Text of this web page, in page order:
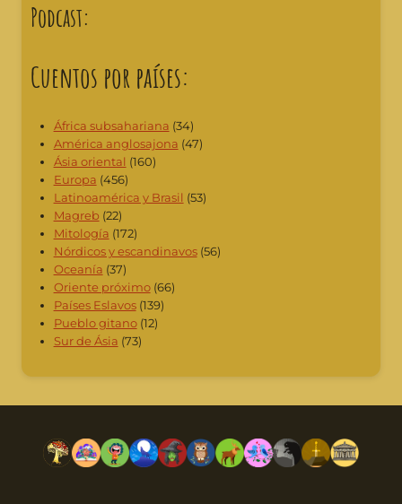
Podcast:
Cuentos por países:
África subsahariana (34)
América anglosajona (47)
Ásia oriental (160)
Europa (456)
Latinoamérica y Brasil (53)
Magreb (22)
Mitología (172)
Nórdicos y escandinavos(56)
Oceanía (37)
Oriente próximo(66)
Países Eslavos(139)
Pueblo gitano(12)
Sur de Ásia (73)